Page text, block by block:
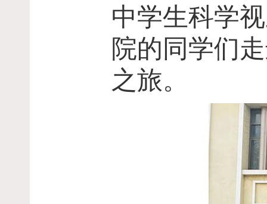
中学生科学
院的同学们
之旅。